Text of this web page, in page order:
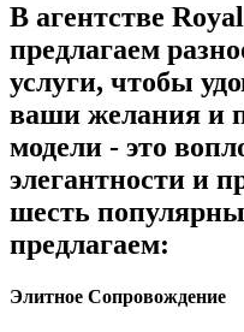
В агентстве
предлагаем
услуги, чтобы
ваши желания и
модели - это
элегантности и
шесть
предлагаем:
Элитное Сопровождение